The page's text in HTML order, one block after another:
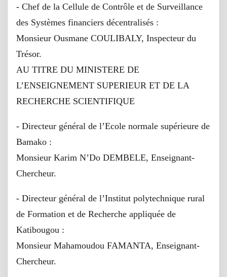
- Chef de la Cellule de Contrôle et de Surveillance
des Systèmes financiers décentralisés :
Monsieur Ousmane COULIBALY, Inspecteur du
Trésor.
AU TITRE DU MINISTERE DE
L’ENSEIGNEMENT SUPERIEUR ET DE LA
RECHERCHE SCIENTIFIQUE
- Directeur général de l’Ecole normale supérieure de
Bamako :
Monsieur Karim N’Do DEMBELE, Enseignant-
Chercheur.
- Directeur général de l’Institut polytechnique rural
de Formation et de Recherche appliquée de
Katibougou :
Monsieur Mahamoudou FAMANTA, Enseignant-
Chercheur.